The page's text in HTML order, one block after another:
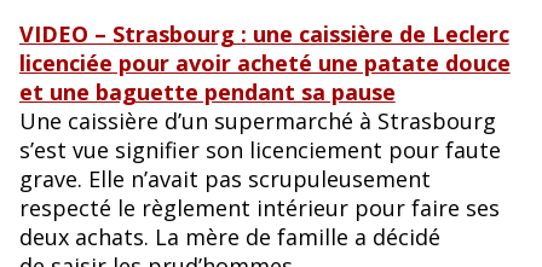
VIDEO – Strasbourg : une caissière de Leclerc
licenciée pour avoir acheté une patate douce
et une baguette pendant sa pause
Une caissière d’un supermarché à Strasbourg
s’est vue signifier son licenciement pour faute
grave. Elle n’avait pas scrupuleusement
respecté le règlement intérieur pour faire ses
deux achats. La mère de famille a décidé